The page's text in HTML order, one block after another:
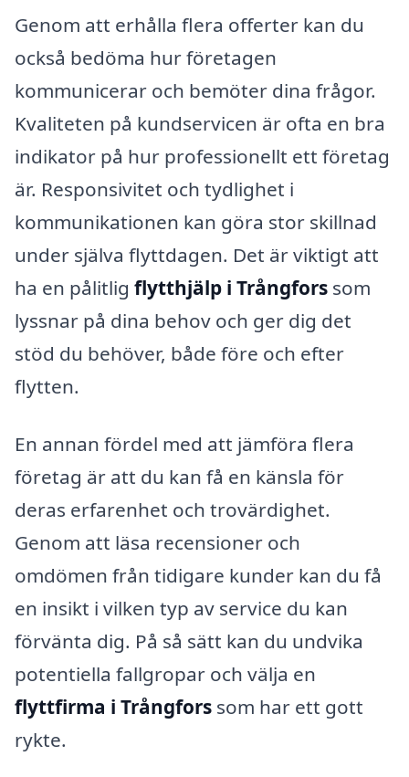
Genom att erhålla flera offerter kan du
också bedöma hur företagen
kommunicerar och bemöter dina frågor.
Kvaliteten på kundservicen är ofta en bra
indikator på hur professionellt ett företag
är. Responsivitet och tydlighet i
kommunikationen kan göra stor skillnad
under själva flyttdagen. Det är viktigt att
ha en pålitlig flytthjälp i Trångfors som
lyssnar på dina behov och ger dig det
stöd du behöver, både före och efter
flytten.
En annan fördel med att jämföra flera
företag är att du kan få en känsla för
deras erfarenhet och trovärdighet.
Genom att läsa recensioner och
omdömen från tidigare kunder kan du få
en insikt i vilken typ av service du kan
förvänta dig. På så sätt kan du undvika
potentiella fallgropar och välja en
flyttfirma i Trångfors som har ett gott
rykte.